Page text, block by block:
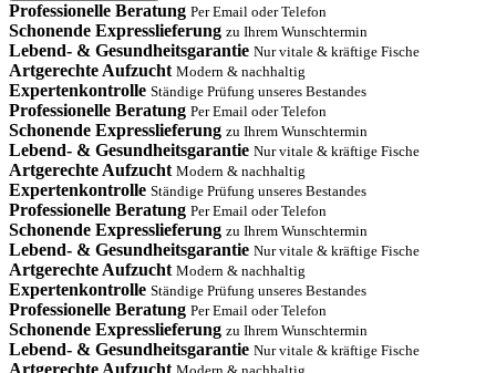
Professionelle Beratung Per Email oder Telefon
Schonende Expresslieferung zu Ihrem Wunschtermin
Lebend- & Gesundheitsgarantie Nur vitale & kräftige Fische
Artgerechte Aufzucht Modern & nachhaltig
Expertenkontrolle Ständige Prüfung unseres Bestandes
Professionelle Beratung Per Email oder Telefon
Schonende Expresslieferung zu Ihrem Wunschtermin
Lebend- & Gesundheitsgarantie Nur vitale & kräftige Fische
Artgerechte Aufzucht Modern & nachhaltig
Expertenkontrolle Ständige Prüfung unseres Bestandes
Professionelle Beratung Per Email oder Telefon
Schonende Expresslieferung zu Ihrem Wunschtermin
Lebend- & Gesundheitsgarantie Nur vitale & kräftige Fische
Artgerechte Aufzucht Modern & nachhaltig
Expertenkontrolle Ständige Prüfung unseres Bestandes
Professionelle Beratung Per Email oder Telefon
Schonende Expresslieferung zu Ihrem Wunschtermin
Lebend- & Gesundheitsgarantie Nur vitale & kräftige Fische